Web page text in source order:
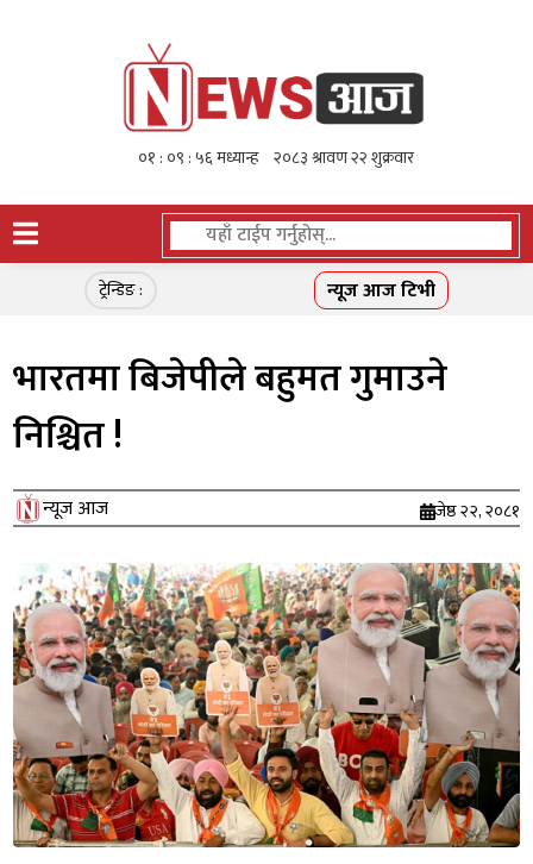
ट्रेन्डिङ : न्यूज आज टिभी
भारतमा बिजेपीले बहुमत गुमाउने
निश्चित !
न्यूज आज जेष्ठ २२, २०८१